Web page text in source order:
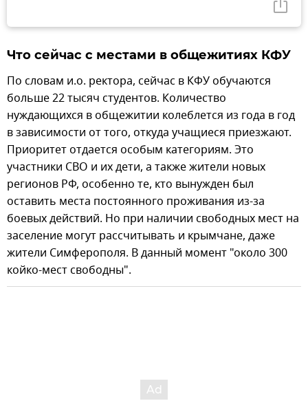
Что сейчас с местами в общежитиях КФУ
По словам и.о. ректора, сейчас в КФУ обучаются
больше 22 тысяч студентов. Количество
нуждающихся в общежитии колеблется из года в год
в зависимости от того, откуда учащиеся приезжают.
Приоритет отдается особым категориям. Это
участники СВО и их дети, а также жители новых
регионов РФ, особенно те, кто вынужден был
оставить места постоянного проживания из-за
боевых действий. Но при наличии свободных мест на
заселение могут рассчитывать и крымчане, даже
жители Симферополя. В данный момент "около 300
койко-мест свободны".